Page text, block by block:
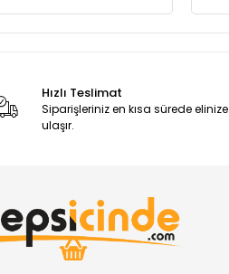
Hızlı Teslimat
Siparişleriniz en kısa sürede elinize
ulaşır.